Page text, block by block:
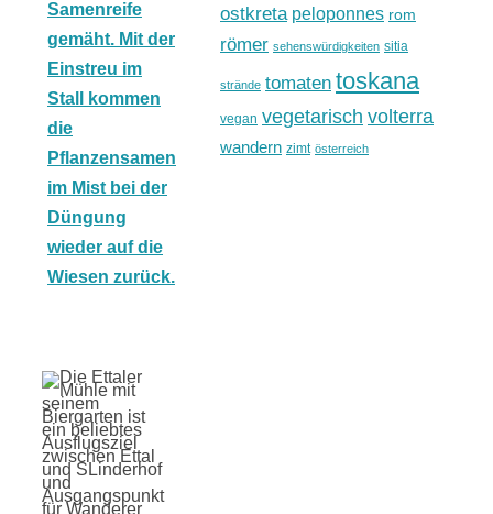
ostkreta peloponnes rom
römer sehenswürdigkeiten sitia
strände tomaten toskana
vegan vegetarisch volterra
wandern zimt österreich